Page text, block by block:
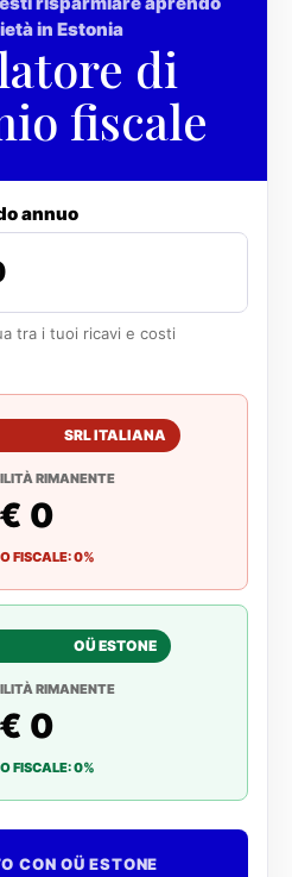
in Estonia
di
fiscale
annuo
tra i tuoi ricavi e costi
SRL ITALIANA
RIMANENTE
€ 0
FISCALE: 0%
OÜ ESTONE
RIMANENTE
€ 0
FISCALE: 0%
CON OÜ ESTONE